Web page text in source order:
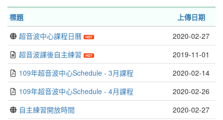
標題
上傳日期
超音波中心課程日曆
2020-02-27
超音波課後自主練習
2019-11-01
109年超音波中心Schedule - 3月課程
2020-02-14
109年超音波中心Schedule - 4月課程
2020-02-26
自主練習開放時間
2020-02-27